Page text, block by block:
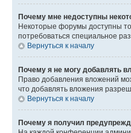
Почему мне недоступны
Некоторые форумы доступны
потребоваться специальное
Вернуться к началу
Почему я не могу добавлять
Право добавления вложений
что добавлять вложения
Вернуться к началу
Почему я получил